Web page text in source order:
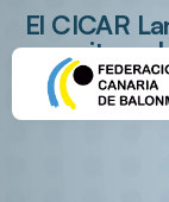
El CICAR
cita en